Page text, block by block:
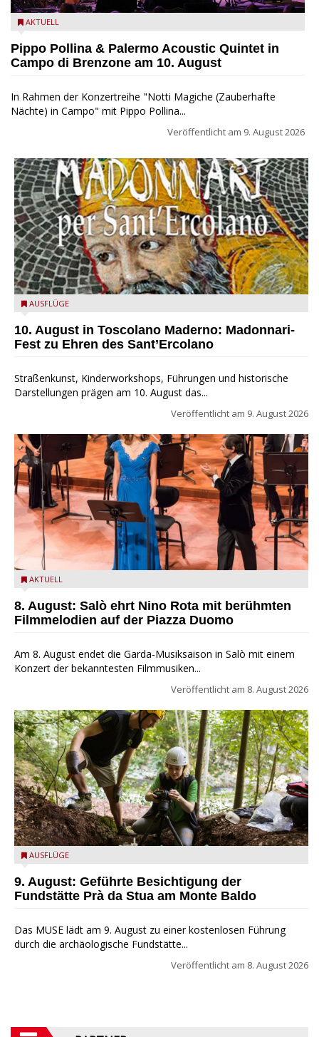
Pippo Pollina im Konzert mit dem Palermo Acoustic Quintet
AKTUELL
Pippo Pollina & Palermo Acoustic Quintet in
Campo di Brenzone am 10. August
In Rahmen der Konzertreihe "Notti Magiche (Zauberhafte
Nächte) in Campo" mit Pippo Pollina...
Veröffentlicht am 9. August 2026
Toscolano Maderno: "Madonnari per Sant'Ercolano"
AUSFLÜGE
10. August in Toscolano Maderno: Madonnari-
Fest zu Ehren des Sant’Ercolano
Straßenkunst, Kinderworkshops, Führungen und historische
Darstellungen prägen am 10. August das...
Veröffentlicht am 9. August 2026
Estate Musicale del Garda: Salò ehrt Nino Rota
AKTUELL
8. August: Salò ehrt Nino Rota mit berühmten
Filmmelodien auf der Piazza Duomo
Am 8. August endet die Garda-Musiksaison in Salò mit einem
Konzert der bekanntesten Filmmusiken...
Veröffentlicht am 8. August 2026
die archäologische Fundstätte Riparo Prà da Stua am Monte
AUSFLÜGE
9. August: Geführte Besichtigung der
Fundstätte Prà da Stua am Monte Baldo
Das MUSE lädt am 9. August zu einer kostenlosen Führung
durch die archäologische Fundstätte...
Veröffentlicht am 8. August 2026